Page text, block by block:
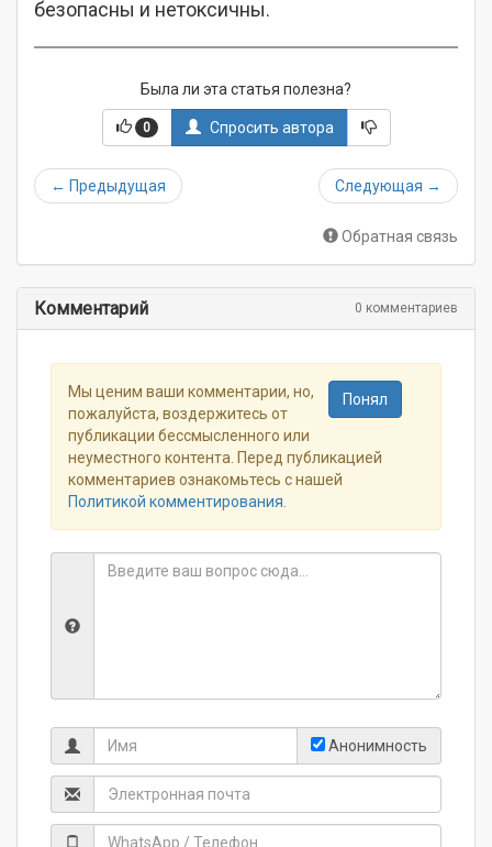
безопасны и нетоксичны.
Была ли эта статья полезна?
0 Спросить автора
← Предыдущая Следующая →
Обратная связь
0 комментариев
Комментарий
Понял
Мы ценим ваши комментарии, но,
пожалуйста, воздержитесь от
публикации бессмысленного или
неуместного контента. Перед публикацией
комментариев ознакомьтесь с нашей
Политикой комментирования
Анонимность